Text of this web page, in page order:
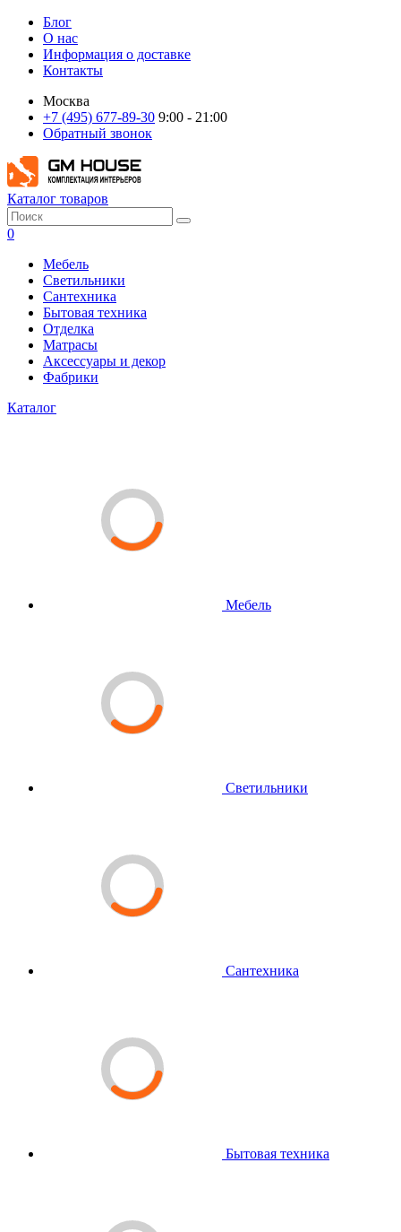
Блог
О нас
Информация о доставке
Контакты
Москва
+7 (495) 677-89-30 9:00 - 21:00
Обратный звонок
Каталог товаров
0
Мебель
Светильники
Сантехника
Бытовая техника
Отделка
Матрасы
Аксессуары и декор
Фабрики
Каталог
Мебель
Светильники
Сантехника
Бытовая техника